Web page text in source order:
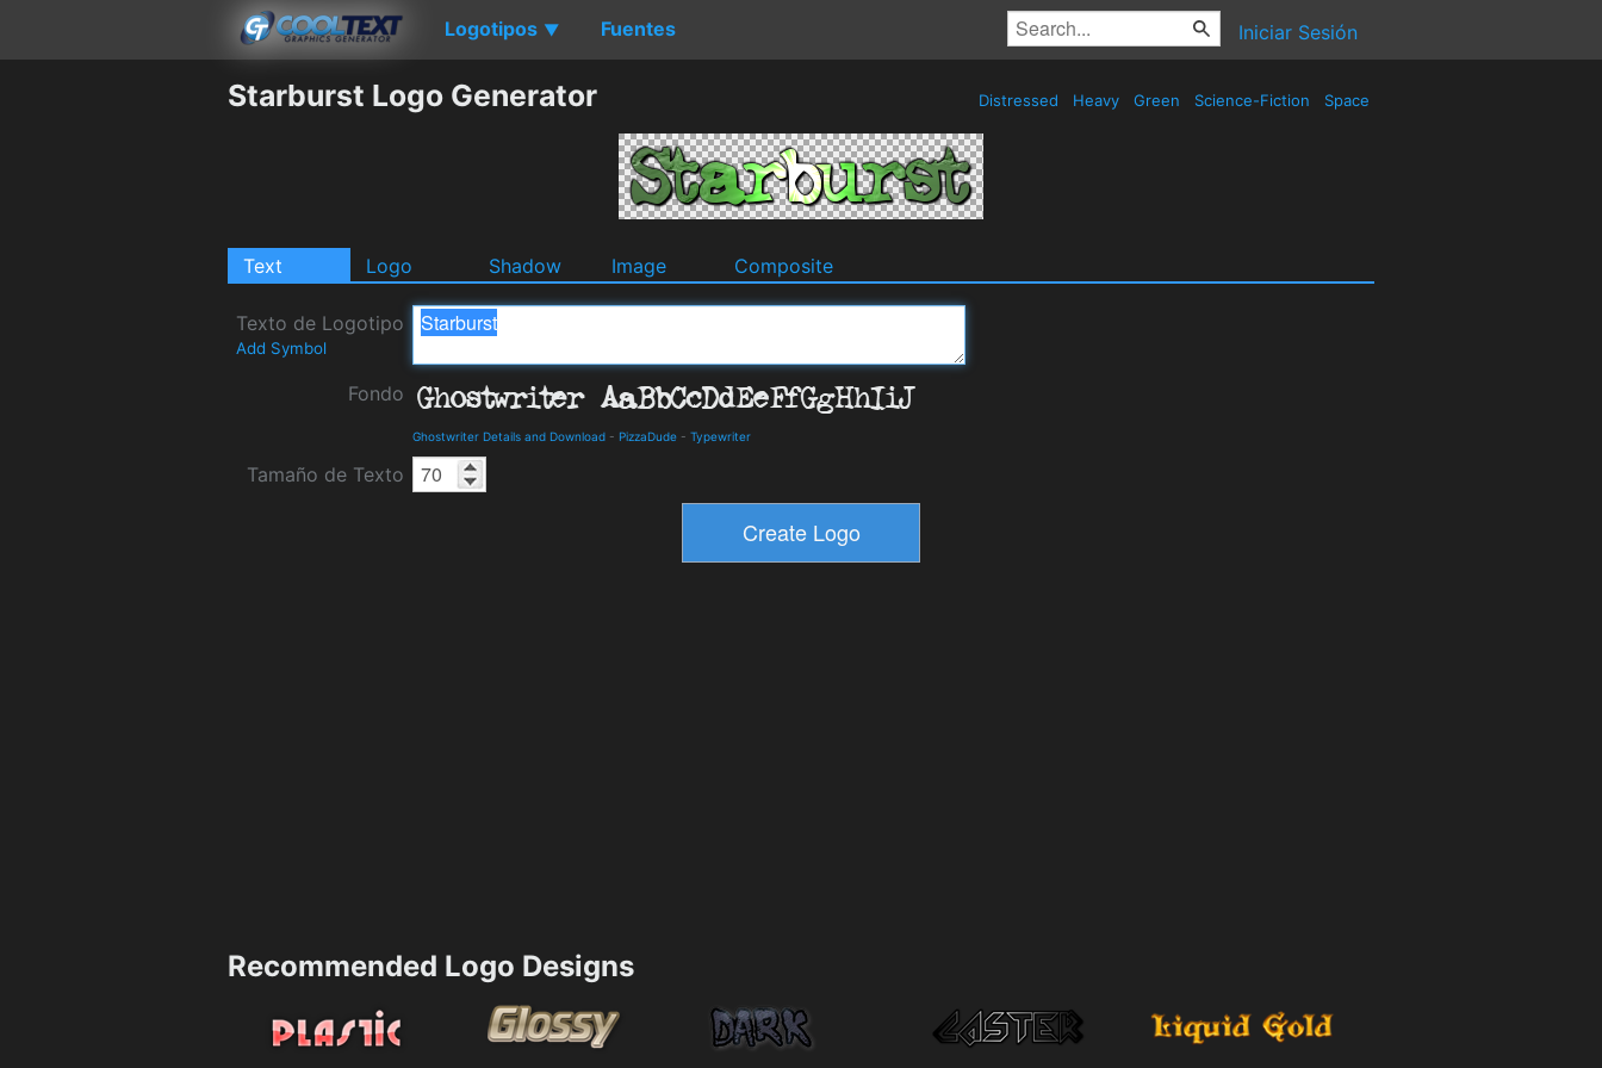
Logotipos ▼ Fuentes Iniciar Sesión
Starburst Logo Generator Distressed Heavy Green Science-Fiction Space
Text Logo Shadow Image Composite
Texto de Logotipo
Add Symbol
Fondo
Ghostwriter Details and Download - PizzaDude - Typewriter
Tamaño de Texto
Recommended Logo Designs